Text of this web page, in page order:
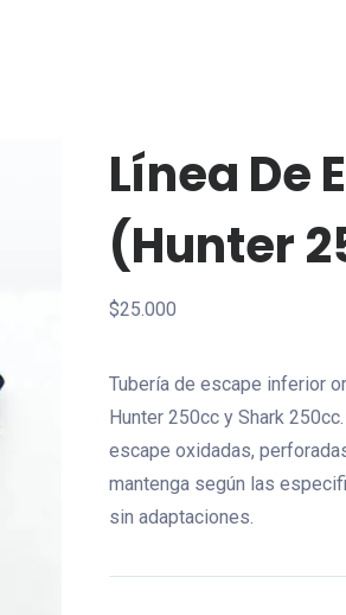
Línea De
(Hunter
$25.000
Tubería de escape inferior
Hunter 250cc y Shark
escape oxidadas,
mantenga según las
sin adaptaciones.